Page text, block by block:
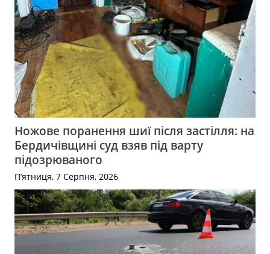
Ножове поранення шиї після застілля: на
Бердичівщині суд взяв під варту
підозрюваного
П’ятниця, 7 Серпня, 2026